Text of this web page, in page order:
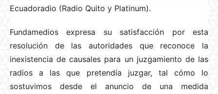
Ecuadoradio (Radio Quito y Platinum).
Fundamedios expresa su satisfacción por esta
resolución de las autoridades que reconoce la
inexistencia de causales para un juzgamiento de las
radios a las que pretendía juzgar, tal cómo lo
sostuvimos desde el anuncio de una medida